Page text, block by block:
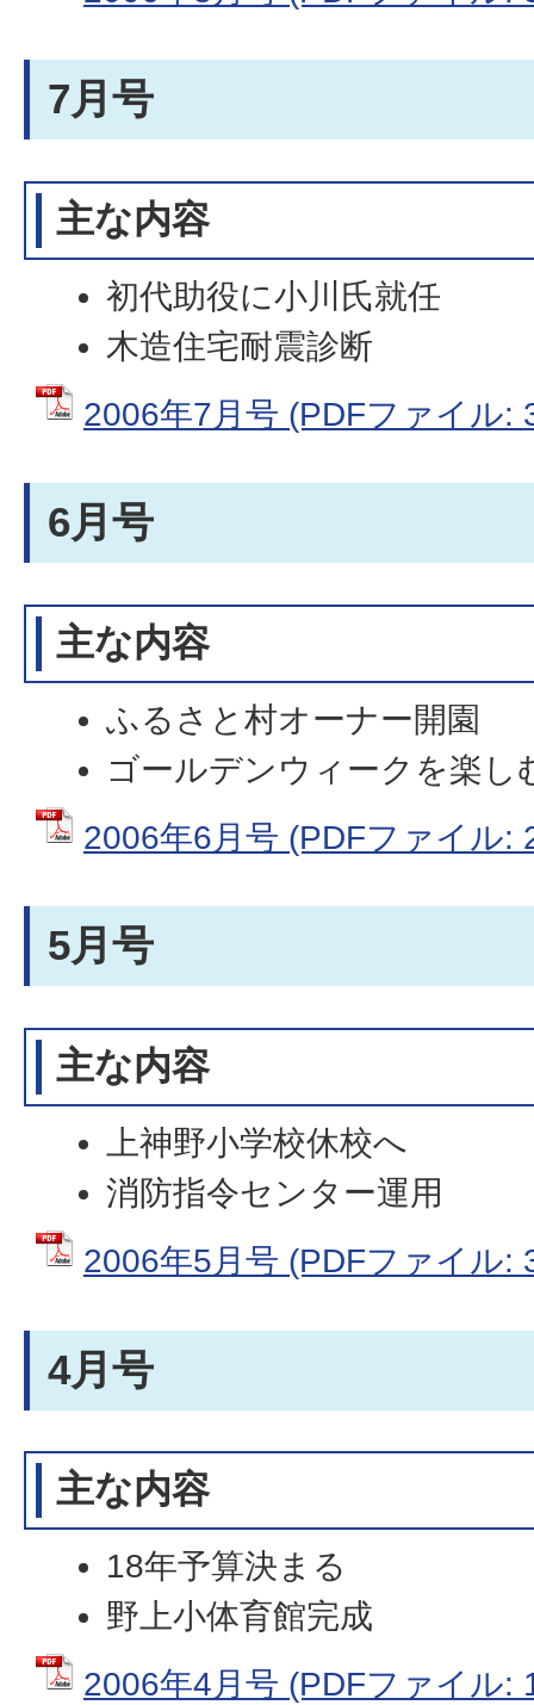
7月号
主な内容
初代助役に小川氏就任
木造住宅耐震診断
2006年7月号 (PDFファイル:
6月号
主な内容
ふるさと村オーナー開園
ゴールデンウィークを楽し
2006年6月号 (PDFファイル:
5月号
主な内容
上神野小学校休校へ
消防指令センター運用
2006年5月号 (PDFファイル:
4月号
主な内容
18年予算決まる
野上小体育館完成
2006年4月号 (PDFファイル: